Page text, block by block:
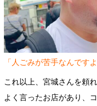
「人ごみが苦手なんですよ
これ以上、宮城さんを頼
よく言ったお店があり、